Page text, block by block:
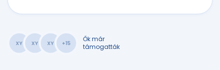
XY XY XY +15
Ők már
támogatták